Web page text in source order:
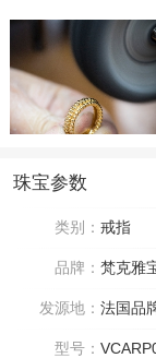
珠宝参数
类别： 戒指
品牌： 梵克雅
发源地： 法国品
型号：